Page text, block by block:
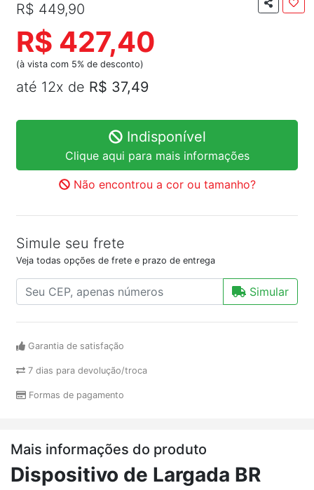
R$ 449,90
R$ 427,40
(à vista com 5% de desconto)
até 12x de R$ 37,49
Indisponível
Clique aqui para mais informações
Não encontrou a cor ou tamanho?
Simule seu frete
Veja todas opções de frete e prazo de entrega
Simular
Garantia de satisfação
7 dias para devolução/troca
Formas de pagamento
Mais informações do produto
Dispositivo de Largada BR